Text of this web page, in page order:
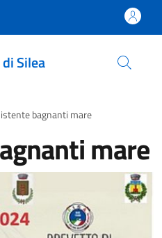
Silea
bagnanti mare
mare